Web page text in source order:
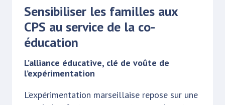
Sensibiliser les familles aux
CPS au service de la co-
éducation
L’alliance éducative, clé de voûte de
l’expérimentation
L’expérimentation marseillaise repose sur une